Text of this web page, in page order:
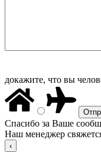
докажите, что вы
Спасибо за Ваше
Наш менеджер